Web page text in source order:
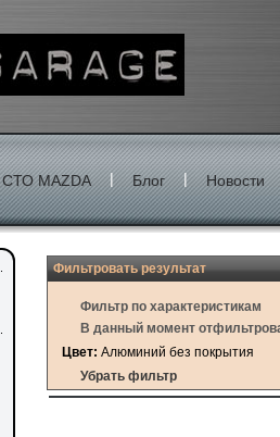
СТО MAZDA | Блог | Новости
Фильтровать результат
Фильтр по характеристикам
В данный момент
Цвет: Алюминий без покрытия
Убрать фильтр